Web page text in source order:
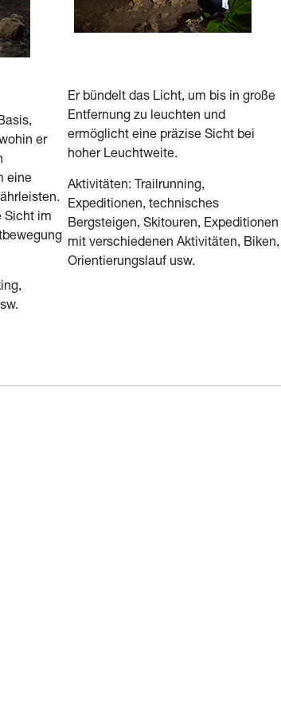
er
eine
Sicht im
Er bündelt das Licht, um bis in große
Entfernung zu leuchten und
ermöglicht eine präzise Sicht bei
hoher Leuchtweite.
Aktivitäten: Trailrunning,
Expeditionen, technisches
Bergsteigen, Skitouren, Expeditionen
mit verschiedenen Aktivitäten, Biken,
Orientierungslauf usw.